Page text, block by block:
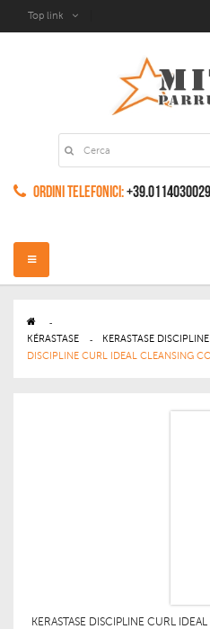
Top link
Ordini Telefonici:+39.0114030029
Navigazione
Toggle
>
KÉRASTASE
> KERASTASE
DISCIPLINE CURL IDEAL CLEANSING
KERASTASE DISCIPLINE CURL